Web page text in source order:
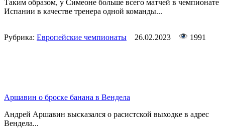
Таким образом, у Симеоне больше всего матчей в чемпионате
Испании в качестве тренера одной команды...
Рубрика: Европейские чемпионаты 26.02.2023 1991
Аршавин о броске банана в Вендела
Андрей Аршавин высказался о расистской выходке в адрес
Вендела...